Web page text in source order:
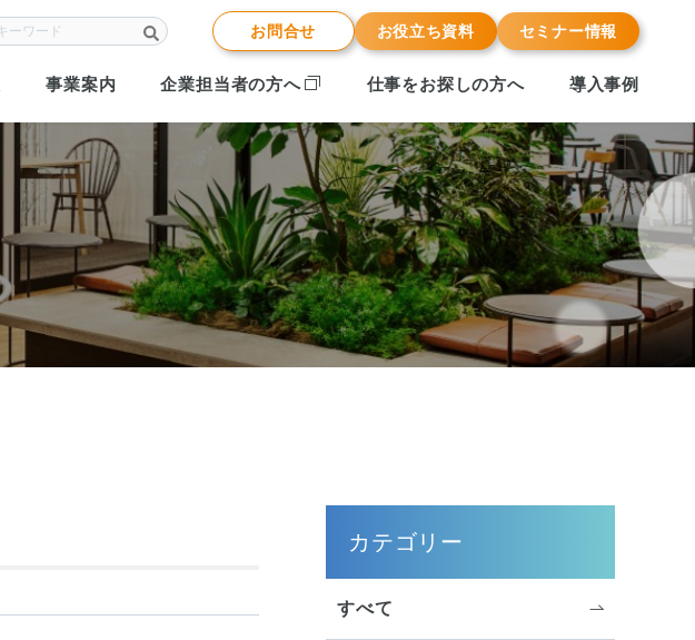
事業案内 企業担当者の方へ 仕事をお探しの方へ 導入事例
お問合せ お役立ち資料 セミナー情報
カテゴリー
すべて